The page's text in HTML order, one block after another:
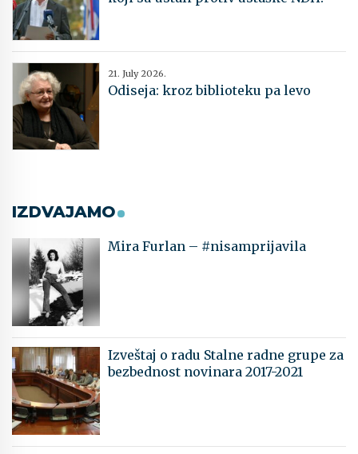
21. July 2026.
Odiseja: kroz biblioteku pa levo
IZDVAJAMO
Mira Furlan – #nisamprijavila
Izveštaj o radu Stalne radne grupe za
bezbednost novinara 2017-2021